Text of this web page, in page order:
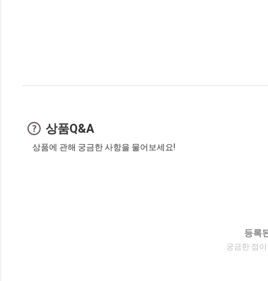
상품Q&A
상품에 관해 궁금한 사항을 물어보세요!
등록
궁금한 점